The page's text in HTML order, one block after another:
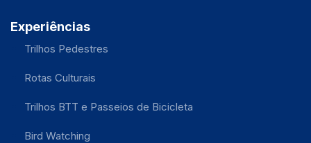
Experiências
Trilhos Pedestres
Rotas Culturais
Trilhos BTT e Passeios de Bicicleta
Bird Watching